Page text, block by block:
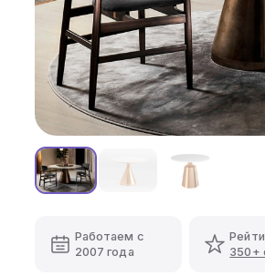
Работаем с
2007 года
350+